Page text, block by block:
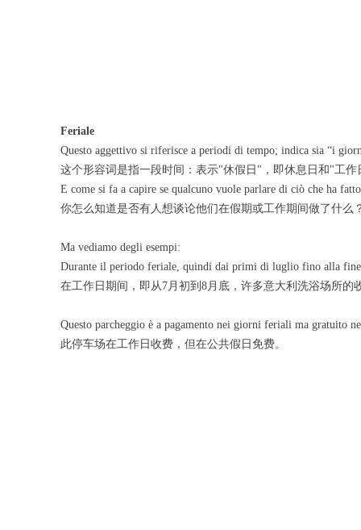
Feriale
Questo aggettivo si riferisce a periodi di tempo; indica sia “i
这个形容词是指一段时间：表示"休假日"，即休息日和"工
E come si fa a capire se qualcuno vuole parlare di ciò che ha
你怎么知道是否有人想谈论他们在假期或工作期间做了什么
Ma vediamo degli esempi:
Durante il periodo feriale, quindi dai primi di luglio fino alla fine
在工作日期间，即从7月初到8月底，许多意大利洗浴场所的
Questo parcheggio è a pagamento nei giorni feriali ma gratuito
此停车场在工作日收费，但在公共假日免费。